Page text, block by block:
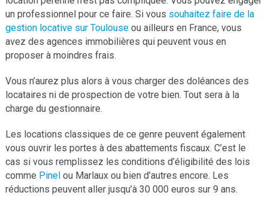
un professionnel pour ce faire. Si vous souhaitez faire de la
gestion locative sur Toulouseou ailleurs en France, vous
avez des agences immobilières qui peuvent vous en
proposer à moindres frais.
Vous n’aurez plus alors à vous charger des doléances des
locataires ni de prospection de votre bien. Tout sera à la
charge du gestionnaire.
Les locations classiques de ce genre peuvent également
vous ouvrir les portes à des abattements fiscaux. C’est le
cas si vous remplissez les conditions d’éligibilité des lois
comme Pinelou Marlaux ou bien d’autres encore. Les
réductions peuvent aller jusqu’à 30 000 euros sur 9 ans.